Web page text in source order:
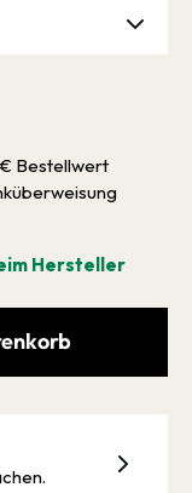
Bestellwert
Hersteller